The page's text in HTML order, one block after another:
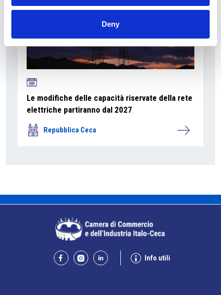
Deny
Le modifiche delle capacità riservate della rete
elettriche partiranno dal 2027
Repubblica Ceca
Info utili